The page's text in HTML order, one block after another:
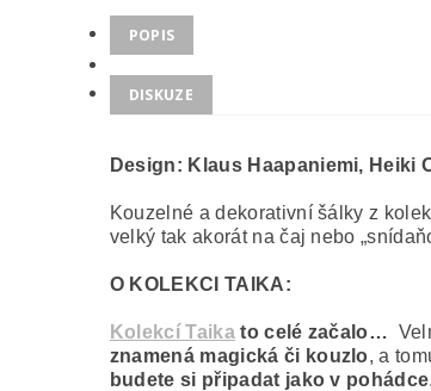
POPIS
DISKUZE
Design: Klaus Haapaniemi, Heiki
Kouzelné a dekorativní šálky z
velký tak akorát na čaj nebo
O KOLEKCI TAIKA:
Kolekcí Taikato celé začalo…
znamená magická či kouzlo, a
budete si připadat jako v pohádce